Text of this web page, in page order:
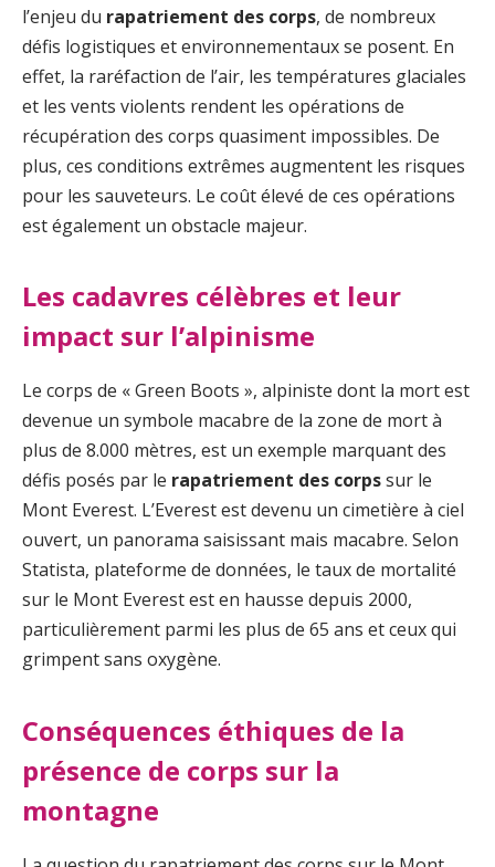
l’enjeu du rapatriement des corps, de nombreux
défis logistiques et environnementaux se posent. En
effet, la raréfaction de l’air, les températures glaciales
et les vents violents rendent les opérations de
récupération des corps quasiment impossibles. De
plus, ces conditions extrêmes augmentent les risques
pour les sauveteurs. Le coût élevé de ces opérations
est également un obstacle majeur.
Les cadavres célèbres et leur
impact sur l’alpinisme
Le corps de « Green Boots », alpiniste dont la mort est
devenue un symbole macabre de la zone de mort à
plus de 8.000 mètres, est un exemple marquant des
défis posés par le rapatriement des corpssur le
Mont Everest. L’Everest est devenu un cimetière à ciel
ouvert, un panorama saisissant mais macabre. Selon
Statista, plateforme de données, le taux de mortalité
sur le Mont Everest est en hausse depuis 2000,
particulièrement parmi les plus de 65 ans et ceux qui
grimpent sans oxygène.
Conséquences éthiques de la
présence de corps sur la
montagne